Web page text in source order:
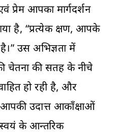
प्रेम आपका मार्गदर्शन
है, “प्रत्येक क्षण, आपके
उस अभिज्ञता में
चेतना की सतह के नीचे
हो रही है, और
उदात्त आकाँक्षाओं
के आन्तरिक